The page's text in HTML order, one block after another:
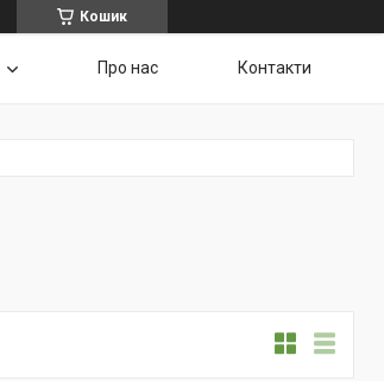
Кошик
Про нас Контакти